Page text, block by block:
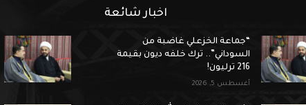
اخبار شائعة
“جماعة الخزعلي غاضبة من
السوداني”.. ترك خلفه ديون بقيمة
216 ترليون!
أغسطس 5, 2026